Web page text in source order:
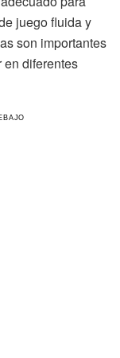
juego fluida y
son importantes
diferentes